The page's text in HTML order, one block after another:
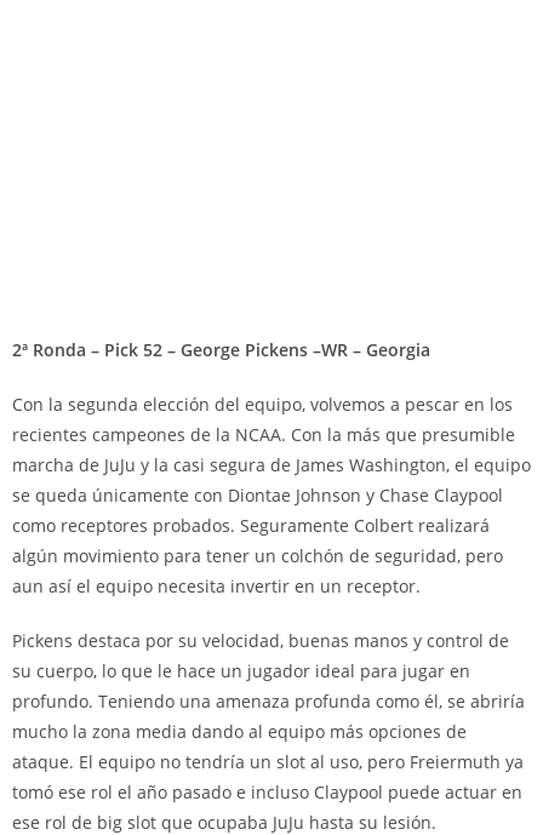
2ª Ronda – Pick 52 – George Pickens –WR – Georgia
Con la segunda elección del equipo, volvemos a pescar en los
recientes campeones de la NCAA. Con la más que presumible
marcha de JuJu y la casi segura de James Washington, el equipo
se queda únicamente con Diontae Johnson y Chase Claypool
como receptores probados. Seguramente Colbert realizará
algún movimiento para tener un colchón de seguridad, pero
aun así el equipo necesita invertir en un receptor.
Pickens destaca por su velocidad, buenas manos y control de
su cuerpo, lo que le hace un jugador ideal para jugar en
profundo. Teniendo una amenaza profunda como él, se abriría
mucho la zona media dando al equipo más opciones de
ataque. El equipo no tendría un slot al uso, pero Freiermuth ya
tomó ese rol el año pasado e incluso Claypool puede actuar en
ese rol de big slot que ocupaba JuJu hasta su lesión.